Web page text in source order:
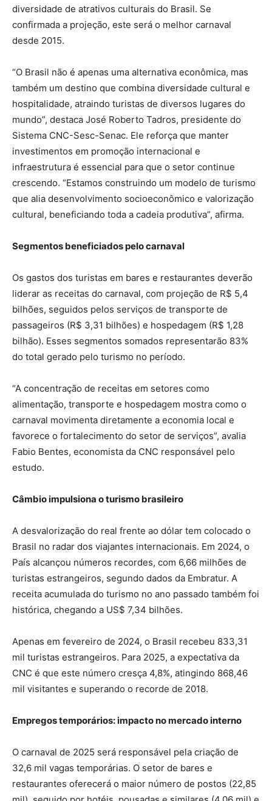
diversidade de atrativos culturais do Brasil. Se
confirmada a projeção, este será o melhor carnaval
desde 2015.
“O Brasil não é apenas uma alternativa econômica, mas
também um destino que combina diversidade cultural e
hospitalidade, atraindo turistas de diversos lugares do
mundo”, destaca José Roberto Tadros, presidente do
Sistema CNC-Sesc-Senac. Ele reforça que manter
investimentos em promoção internacional e
infraestrutura é essencial para que o setor continue
crescendo. “Estamos construindo um modelo de turismo
que alia desenvolvimento socioeconômico e valorização
cultural, beneficiando toda a cadeia produtiva”, afirma.
Segmentos beneficiados pelo carnaval
Os gastos dos turistas em bares e restaurantes deverão
liderar as receitas do carnaval, com projeção de R$ 5,4
bilhões, seguidos pelos serviços de transporte de
passageiros (R$ 3,31 bilhões) e hospedagem (R$ 1,28
bilhão). Esses segmentos somados representarão 83%
do total gerado pelo turismo no período.
“A concentração de receitas em setores como
alimentação, transporte e hospedagem mostra como o
carnaval movimenta diretamente a economia local e
favorece o fortalecimento do setor de serviços”, avalia
Fabio Bentes, economista da CNC responsável pelo
estudo.
Câmbio impulsiona o turismo brasileiro
A desvalorização do real frente ao dólar tem colocado o
Brasil no radar dos viajantes internacionais. Em 2024, o
País alcançou números recordes, com 6,66 milhões de
turistas estrangeiros, segundo dados da Embratur. A
receita acumulada do turismo no ano passado também foi
histórica, chegando a US$ 7,34 bilhões.
Apenas em fevereiro de 2024, o Brasil recebeu 833,31
mil turistas estrangeiros. Para 2025, a expectativa da
CNC é que este número cresça 4,8%, atingindo 868,46
mil visitantes e superando o recorde de 2018.
Empregos temporários: impacto no mercado interno
O carnaval de 2025 será responsável pela criação de
32,6 mil vagas temporárias. O setor de bares e
restaurantes oferecerá o maior número de postos (22,85